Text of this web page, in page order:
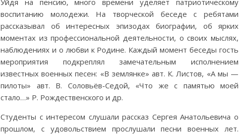
Уйдя на пенсию, много времени уделяет патриотическому
воспитанию молодежи. На творческой беседе с ребятами
рассказывал об интересных эпизодах биографии, об ярких
моментах из профессиональной деятельности, о своих мыслях,
наблюдениях и о любви к Родине. Каждый момент беседы гость
мероприятия подкреплял замечательным исполнением
известных военных песен: «В землянке» авт. К. Листов, «А мы —
пилоты» авт. В. Соловьёв-Седой, «Что же с памятью моей
стало…» Р. Рождественского и др.
Студенты с интересом слушали рассказ Сергея Анатольевича о
прошлом, с удовольствием прослушали песни военных лет.